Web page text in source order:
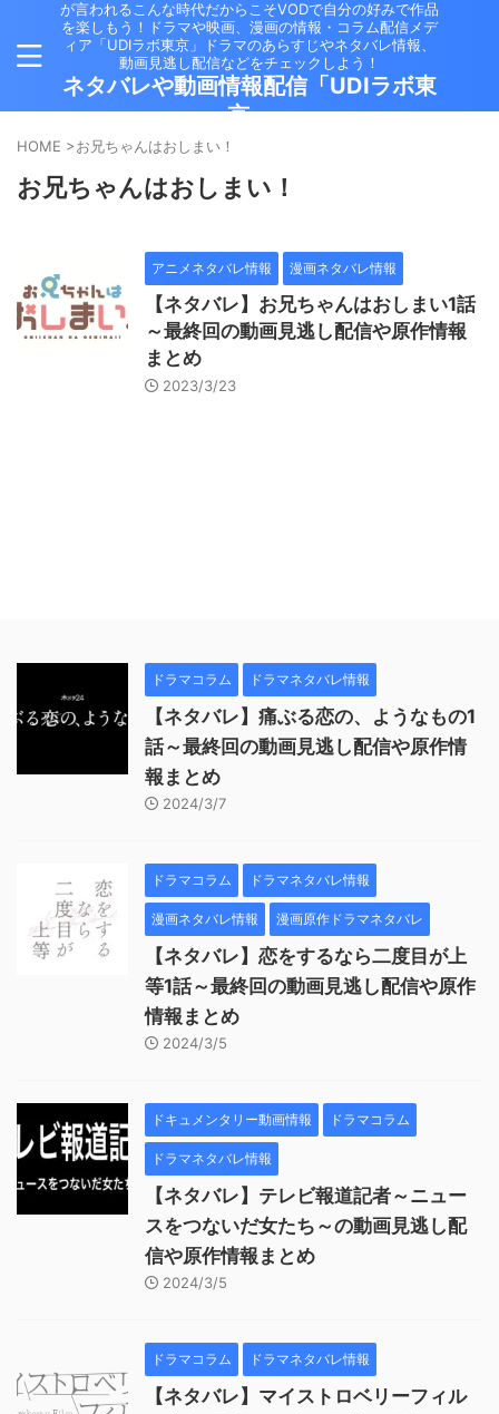
が言われるこんな時代だからこそVODで自分の好みで作品
を楽しもう！ドラマや映画、漫画の情報・コラム配信メデ
ィア「UDIラボ東京」ドラマのあらすじやネタバレ情報、
動画見逃し配信などをチェックしよう！
ネタバレや動画情報配信「UDIラボ東
京」
HOME >お兄ちゃんはおしまい！
お兄ちゃんはおしまい！
アニメネタバレ情報 漫画ネタバレ情報
【ネタバレ】お兄ちゃんはおしまい1話
～最終回の動画見逃し配信や原作情報
まとめ
2023/3/23
ドラマコラム ドラマネタバレ情報
【ネタバレ】痛ぶる恋の、ようなもの1
話～最終回の動画見逃し配信や原作情
報まとめ
2024/3/7
ドラマコラム ドラマネタバレ情報
漫画ネタバレ情報 漫画原作ドラマネタバレ
【ネタバレ】恋をするなら二度目が上
等1話～最終回の動画見逃し配信や原作
情報まとめ
2024/3/5
ドキュメンタリー動画情報 ドラマコラム
ドラマネタバレ情報
【ネタバレ】テレビ報道記者～ニュー
スをつないだ女たち～の動画見逃し配
信や原作情報まとめ
2024/3/5
ドラマコラム ドラマネタバレ情報
【ネタバレ】マイストロベリーフィル